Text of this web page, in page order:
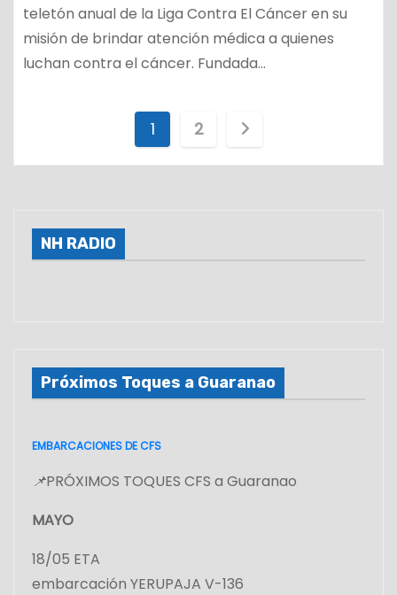
teletón anual de la Liga Contra El Cáncer en su
misión de brindar atención médica a quienes
luchan contra el cáncer. Fundada…
a
i
e
1 2
NH RADIO
Próximos Toques a Guaranao
EMBARCACIONES DE CFS
📌PRÓXIMOS TOQUES CFS a Guaranao
MAYO
18/05 ETA
embarcación YERUPAJA V-136